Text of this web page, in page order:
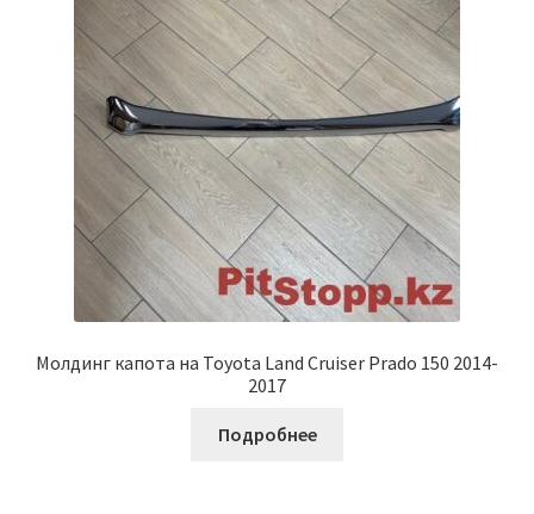
Молдинг капота на Toyota Land Cruiser Prado 150 2014-
2017
Подробнее